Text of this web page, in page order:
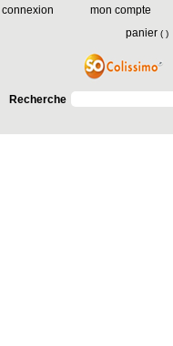
mon compte
connexion
panier ( )
Recherche